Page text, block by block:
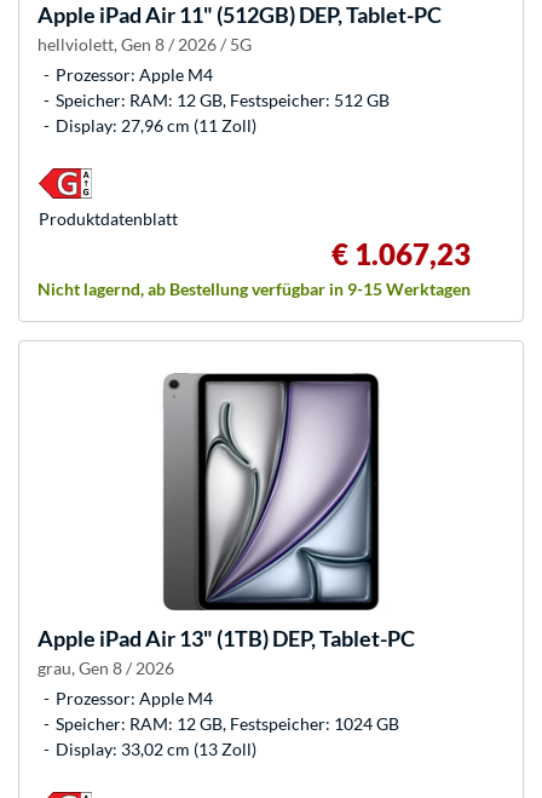
Apple iPad Air 11" (512GB) DEP, Tablet-PC
hellviolett, Gen 8 / 2026 / 5G
Prozessor: Apple M4
Speicher: RAM: 12 GB, Festspeicher: 512 GB
Display: 27,96 cm (11 Zoll)
€ 1.067,23
Nicht lagernd, ab Bestellung verfügbar in 9-15 Werktagen
Produkt­datenblatt
Apple iPad Air 13" (1TB) DEP, Tablet-PC
grau, Gen 8 / 2026
Prozessor: Apple M4
Speicher: RAM: 12 GB, Festspeicher: 1024 GB
Display: 33,02 cm (13 Zoll)